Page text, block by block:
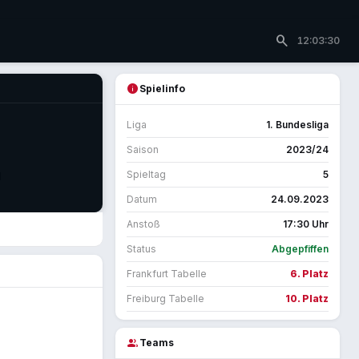
search 12:03:30
info Spielinfo
Liga 1. Bundesliga
Saison 2023/24
Spieltag 5
Datum 24.09.2023
Anstoß 17:30 Uhr
Status Abgepfiffen
Frankfurt Tabelle 6. Platz
Freiburg Tabelle 10. Platz
group Teams